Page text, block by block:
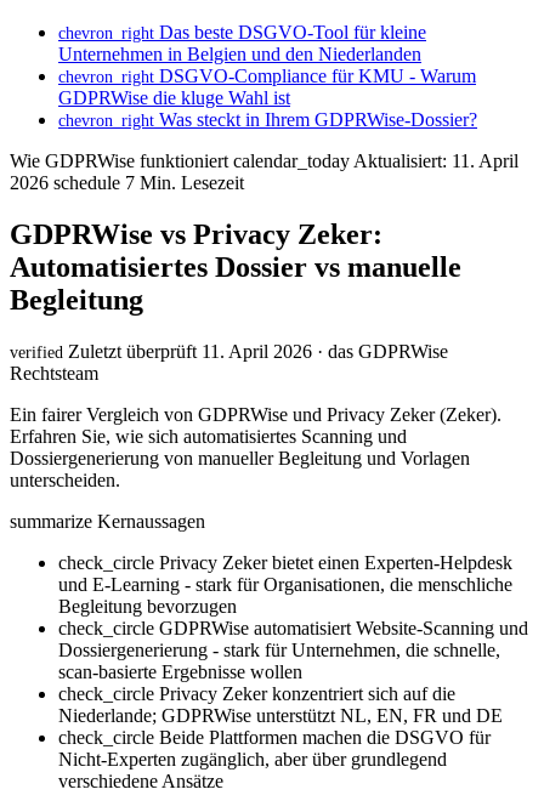
chevron_right Das beste DSGVO-Tool für kleine
Unternehmen in Belgien und den Niederlanden
chevron_right DSGVO-Compliance für KMU - Warum
GDPRWise die kluge Wahl ist
chevron_right Was steckt in Ihrem GDPRWise-Dossier?
Wie GDPRWise funktioniert calendar_today Aktualisiert: 11. April
2026 schedule 7 Min. Lesezeit
GDPRWise vs Privacy Zeker:
Automatisiertes Dossier vs manuelle
Begleitung
verified Zuletzt überprüft 11. April 2026 · das GDPRWise
Rechtsteam
Ein fairer Vergleich von GDPRWise und Privacy Zeker (Zeker).
Erfahren Sie, wie sich automatisiertes Scanning und
Dossiergenerierung von manueller Begleitung und Vorlagen
unterscheiden.
summarize Kernaussagen
check_circle Privacy Zeker bietet einen Experten-Helpdesk
und E-Learning - stark für Organisationen, die menschliche
Begleitung bevorzugen
check_circle GDPRWise automatisiert Website-Scanning und
Dossiergenerierung - stark für Unternehmen, die schnelle,
scan-basierte Ergebnisse wollen
check_circle Privacy Zeker konzentriert sich auf die
Niederlande; GDPRWise unterstützt NL, EN, FR und DE
check_circle Beide Plattformen machen die DSGVO für
Nicht-Experten zugänglich, aber über grundlegend
verschiedene Ansätze